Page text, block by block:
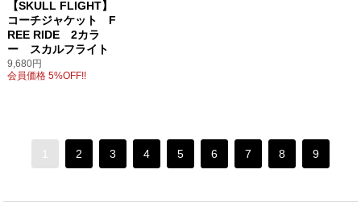
【SKULL FLIGHT】
コーチジャケット F
REE RIDE 2カラ
ー スカルフライト
9,680円
会員価格 5%OFF!!
2 3 4 5 6 7 8 9